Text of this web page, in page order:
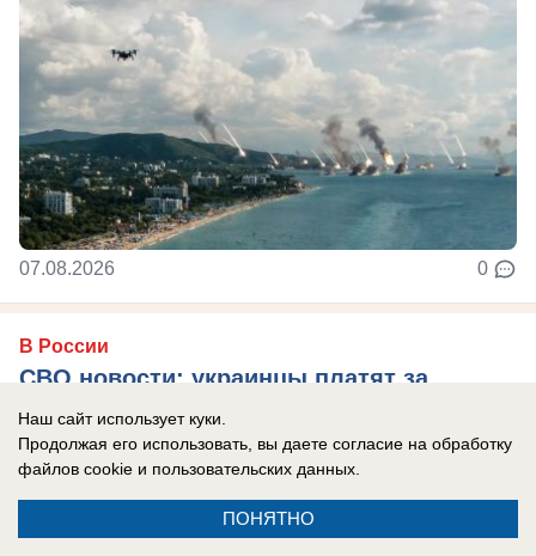
07.08.2026 0
В России
СВО новости: украинцы платят за
«похищения» с учений, Трамп отказал
Украине в ракетах Patriot, боевики ВСУ
тонут при форсировании Северского
Наш сайт использует куки.
Продолжая его использовать, вы даете согласие на обработку
файлов cookie и пользовательских данных.
ПОНЯТНО